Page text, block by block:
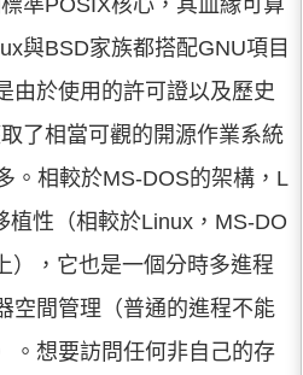
準POSIX核心，其血緣可算
與BSD家族都搭配GNU項目
由於使用的許可證以及歷史
了相當可觀的開源作業系統
。相較於MS-DOS的架構，L
植性（相較於Linux，MS-DO
），它也是一個分時多進程
空間管理（普通的進程不能
。想要訪問任何非自己的存